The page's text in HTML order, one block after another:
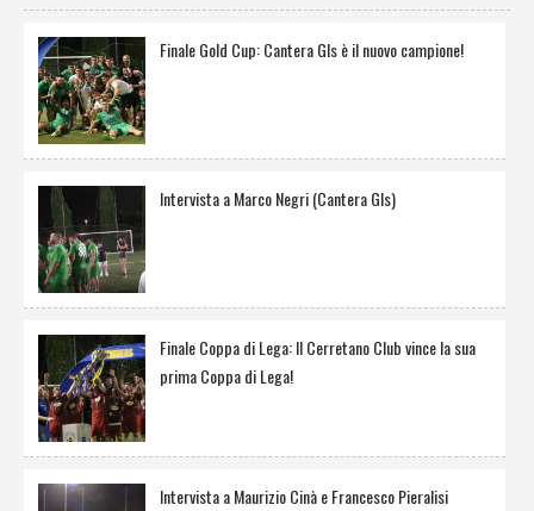
Finale Gold Cup: Cantera Gls è il nuovo campione!
Intervista a Marco Negri (Cantera Gls)
Finale Coppa di Lega: Il Cerretano Club vince la sua
prima Coppa di Lega!
Intervista a Maurizio Cinà e Francesco Pieralisi